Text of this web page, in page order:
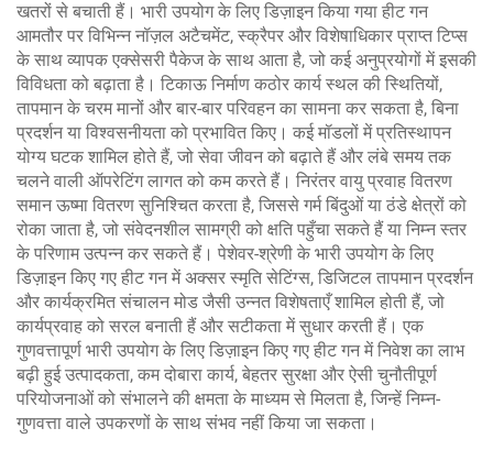
खतरों से बचाती हैं। भारी उपयोग के लिए डिज़ाइन किया गया हीट गन
आमतौर पर विभिन्न नॉज़ल अटैचमेंट, स्क्रैपर और विशेषाधिकार प्राप्त टिप्स
के साथ व्यापक एक्सेसरी पैकेज के साथ आता है, जो कई अनुप्रयोगों में इसकी
विविधता को बढ़ाता है। टिकाऊ निर्माण कठोर कार्य स्थल की स्थितियों,
तापमान के चरम मानों और बार-बार परिवहन का सामना कर सकता है, बिना
प्रदर्शन या विश्वसनीयता को प्रभावित किए। कई मॉडलों में प्रतिस्थापन
योग्य घटक शामिल होते हैं, जो सेवा जीवन को बढ़ाते हैं और लंबे समय तक
चलने वाली ऑपरेटिंग लागत को कम करते हैं। निरंतर वायु प्रवाह वितरण
समान ऊष्मा वितरण सुनिश्चित करता है, जिससे गर्म बिंदुओं या ठंडे क्षेत्रों को
रोका जाता है, जो संवेदनशील सामग्री को क्षति पहुँचा सकते हैं या निम्न स्तर
के परिणाम उत्पन्न कर सकते हैं। पेशेवर-श्रेणी के भारी उपयोग के लिए
डिज़ाइन किए गए हीट गन में अक्सर स्मृति सेटिंग्स, डिजिटल तापमान प्रदर्शन
और कार्यक्रमित संचालन मोड जैसी उन्नत विशेषताएँ शामिल होती हैं, जो
कार्यप्रवाह को सरल बनाती हैं और सटीकता में सुधार करती हैं। एक
गुणवत्तापूर्ण भारी उपयोग के लिए डिज़ाइन किए गए हीट गन में निवेश का लाभ
बढ़ी हुई उत्पादकता, कम दोबारा कार्य, बेहतर सुरक्षा और ऐसी चुनौतीपूर्ण
परियोजनाओं को संभालने की क्षमता के माध्यम से मिलता है, जिन्हें निम्न-
गुणवत्ता वाले उपकरणों के साथ संभव नहीं किया जा सकता।